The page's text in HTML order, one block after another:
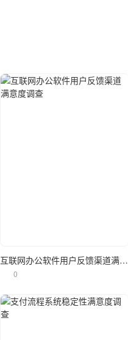
互联网办公软件用户反馈渠道满意度调查
0